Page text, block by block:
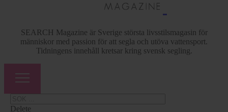
SEARCH Magazine är Sverige största livsstilsmagasin för
människor med passion för att segla och utöva vattensport.
Tidningens innehåll kretsar kring svensk segling.
Delete